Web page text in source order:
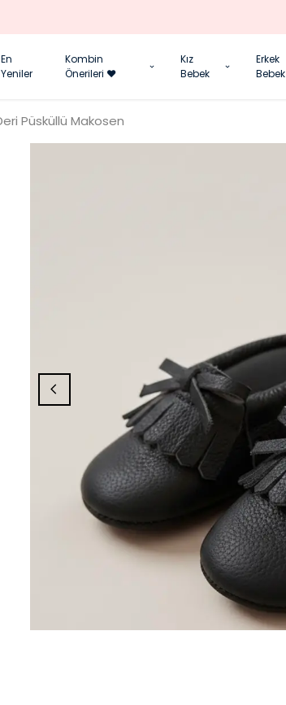
En
Yeniler
Kombin
Önerileri ❤️
Kız
Bebek
Erkek
Bebek
Püsküllü Makosen